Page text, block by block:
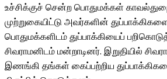
உச்சிக்குச் சென்ற பொதுமக்கள்
முற்றுகையிட்டு அவர்களின்
பொதுமக்களிடம் துப்பாக்கியைப்
சிவராமனிடம் மன்றாடினர். இறுதியில்
இணங்கி தங்கள் கைப்பற்றிய